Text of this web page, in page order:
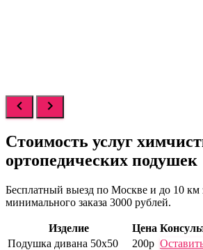
Стоимость услуг
ортопедических подушек
Бесплатный выезд по Москве и до 10
минимального заказа 3000 рублей.
Изделие Цена
Подушка дивана 50х50
200р